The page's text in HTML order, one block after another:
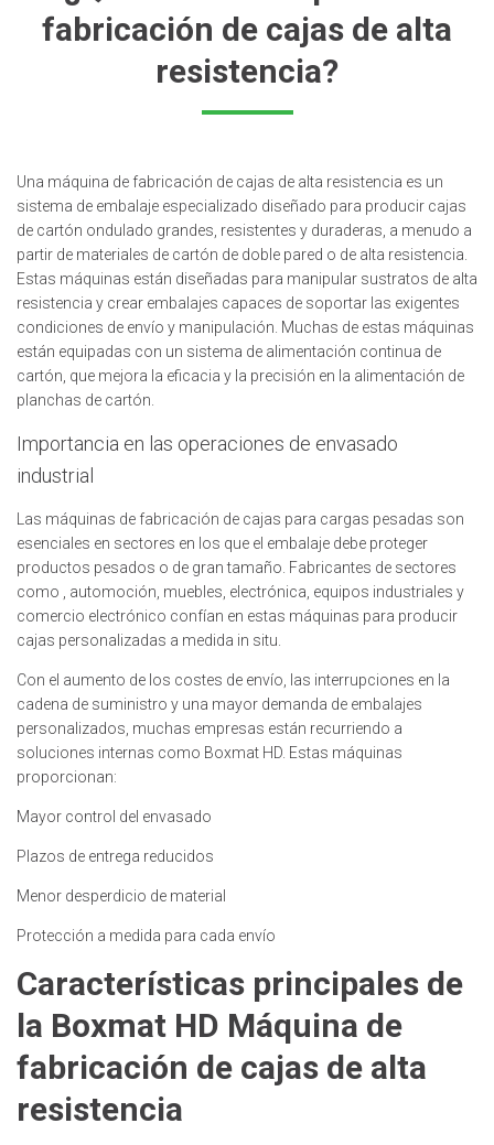
fabricación de cajas de alta
resistencia?
Una máquina de fabricación de cajas de alta resistencia es un
sistema de embalaje especializado diseñado para producir cajas
de cartón ondulado grandes, resistentes y duraderas, a menudo a
partir de materiales de cartón de doble pared o de alta resistencia.
Estas máquinas están diseñadas para manipular sustratos de alta
resistencia y crear embalajes capaces de soportar las exigentes
condiciones de envío y manipulación. Muchas de estas máquinas
están equipadas con un sistema de alimentación continua de
cartón, que mejora la eficacia y la precisión en la alimentación de
planchas de cartón.
Importancia en las operaciones de envasado
industrial
Las máquinas de fabricación de cajas para cargas pesadas son
esenciales en sectores en los que el embalaje debe proteger
productos pesados o de gran tamaño. Fabricantes de sectores
como , automoción, muebles, electrónica, equipos industriales y
comercio electrónico confían en estas máquinas para producir
cajas personalizadas a medida in situ.
Con el aumento de los costes de envío, las interrupciones en la
cadena de suministro y una mayor demanda de embalajes
personalizados, muchas empresas están recurriendo a
soluciones internas como Boxmat HD. Estas máquinas
proporcionan:
Mayor control del envasado
Plazos de entrega reducidos
Menor desperdicio de material
Protección a medida para cada envío
Características principales de
la Boxmat HD Máquina de
fabricación de cajas de alta
resistencia